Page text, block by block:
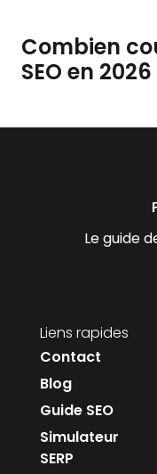
Combien
SEO en
Le guide
Liens rapides
Contact
Blog
Guide SEO
Simulateur
SERP